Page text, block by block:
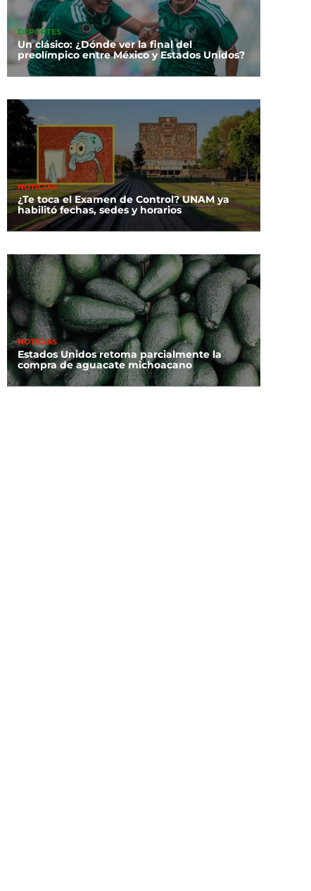
DEPORTES
Un clásico: ¿Dónde ver la final del
preolímpico entre México y Estados Unidos?
NOTICIAS
¿Te toca el Examen de Control? UNAM ya
habilitó fechas, sedes y horarios
NOTICIAS
Estados Unidos retoma parcialmente la
compra de aguacate michoacano